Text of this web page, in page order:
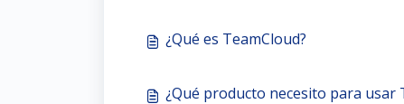
¿Qué es TeamCloud?
¿Qué producto necesito para usar